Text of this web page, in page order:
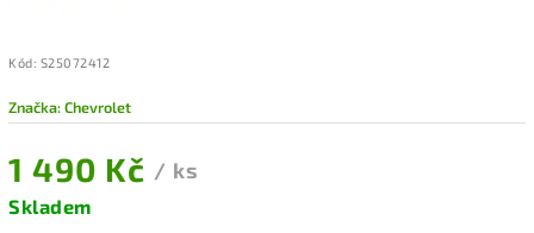
Kód: S25072412
Značka:Chevrolet
1 490 Kč / ks
Skladem